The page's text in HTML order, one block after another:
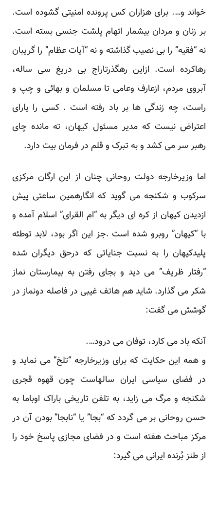
خواند و…. برای هزاران کس پرونده امنیتی گشوده است.
بر زنان و مردان بیشمار اتهام پلشت جنسی بسته است.
نه “فقیه” را بی نصیب گذاشته و نه “آیات عظام” را گریبان
رهاکرده است. ازاین رهگذرتاراج بی دریغ سی ساله،
آبروی مردم، ازعارف وعامی تا مسلمان و بهائی و چپ و
راست، چه زندگی ها بر باد رفته است . کسی را یارای
اعتراض نیست که مدیر مسئول کیهان، ته مانده چای
رهبر سر می کشد و به تبرک و قلم در فرمان بیت دارد.
اما وزیرخارجه دولت روحانی چنان از این ارگان مرکزی
سرکوب و شکنجه می گوید که انگارهمین ساعتی پیش
ازدیدن کیهان از کره ای دیگر به “ام القرای” اسلام آمده و
با “کیهان” روبرو شده است .جز این اگر بود، لابد توطئه
پلیدکیهان را به نسبت جنایاتی که درحق دیگران شده
“رفتار ظریف” می دید و بجای رفتن به بیمارستان نماز
شکر می گذارد. شاید هم هاتف غیبی در فاصله دونماز در
گوشش می گفت:
آنکه باد می کارد، توفان می درود….
و همه این حکایت که برای وزیرخارجه “تلخ” می نماید و
در فضای سیاسی ایران سالهاست چون قهوه قجری
شکنجه و مرگ می زاید، به تلفن تاریخی باراک اوباما به
حسن روحانی بر می گردد که “بجا” یا “نابجا” بودن آن در
مرکز مباحث هفته است و در فضای مجازی پاسخ خود را
از طنز بُرنده ایرانی می گیرد: